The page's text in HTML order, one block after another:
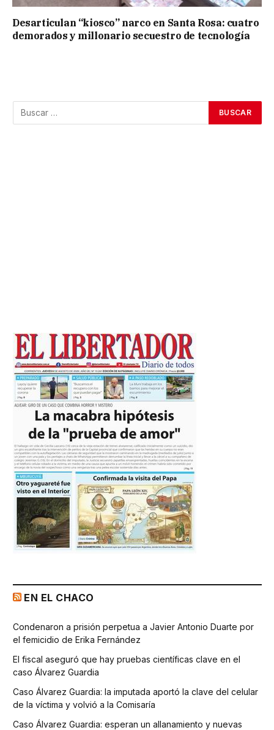
Desarticulan “kiosco” narco en Santa Rosa: cuatro
demorados y millonario secuestro de tecnología
EN EL CHACO
Condenaron a prisión perpetua a Javier Antonio Duarte por
el femicidio de Erika Fernández
El fiscal aseguró que hay pruebas científicas clave en el
caso Álvarez Guardia
Caso Álvarez Guardia: la imputada aportó la clave del celular
de la víctima y volvió a la Comisaría
Caso Álvarez Guardia: esperan un allanamiento y nuevas